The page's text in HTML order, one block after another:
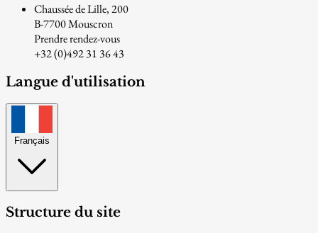
Chaussée de Lille, 200
B-7700 Mouscron
Prendre rendez-vous
+32 (0)492 31 36 43
Langue d'utilisation
Français
Structure du site